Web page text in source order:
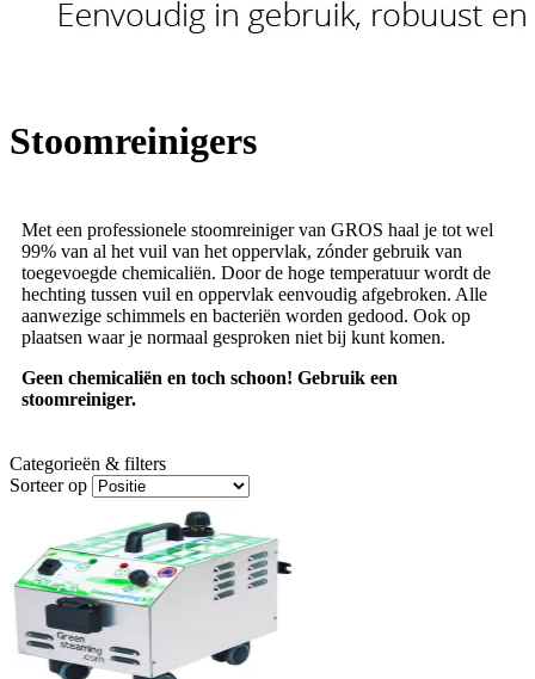
Stoomreinigers
Met een professionele stoomreiniger van GROS haal je tot wel
99% van al het vuil van het oppervlak, zónder gebruik van
toegevoegde chemicaliën. Door de hoge temperatuur wordt de
hechting tussen vuil en oppervlak eenvoudig afgebroken. Alle
aanwezige schimmels en bacteriën worden gedood. Ook op
plaatsen waar je normaal gesproken niet bij kunt komen.
Geen chemicaliën en toch schoon! Gebruik een
stoomreiniger.
Categorieën & filters
Sorteer op